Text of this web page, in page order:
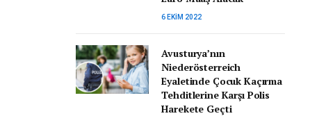
6 EKIM 2022
Avusturya’nın
Niederösterreich
Eyaletinde Çocuk Kaçırma
Tehditlerine Karşı Polis
Harekete Geçti